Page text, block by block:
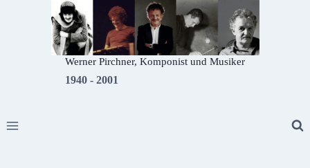
Werner Pirchner, Komponist und Musiker
1940 - 2001